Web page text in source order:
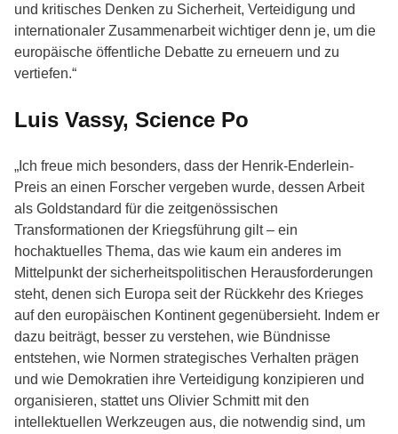
und kritisches Denken zu Sicherheit, Verteidigung und
internationaler Zusammenarbeit wichtiger denn je, um die
europäische öffentliche Debatte zu erneuern und zu
vertiefen.“
Luis Vassy, Science Po
„Ich freue mich besonders, dass der Henrik-Enderlein-
Preis an einen Forscher vergeben wurde, dessen Arbeit
als Goldstandard für die zeitgenössischen
Transformationen der Kriegsführung gilt – ein
hochaktuelles Thema, das wie kaum ein anderes im
Mittelpunkt der sicherheitspolitischen Herausforderungen
steht, denen sich Europa seit der Rückkehr des Krieges
auf den europäischen Kontinent gegenübersieht. Indem er
dazu beiträgt, besser zu verstehen, wie Bündnisse
entstehen, wie Normen strategisches Verhalten prägen
und wie Demokratien ihre Verteidigung konzipieren und
organisieren, stattet uns Olivier Schmitt mit den
intellektuellen Werkzeugen aus, die notwendig sind, um